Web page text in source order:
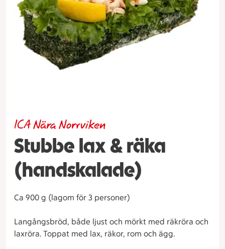
Stubbe lax & räka
(handskalade)
ICA Nära Norrviken
Ca 900 g (lagom för 3 personer)
Langångsbröd, både ljust och mörkt med räkröra och
laxröra. Toppat med lax, räkor, rom och ägg.